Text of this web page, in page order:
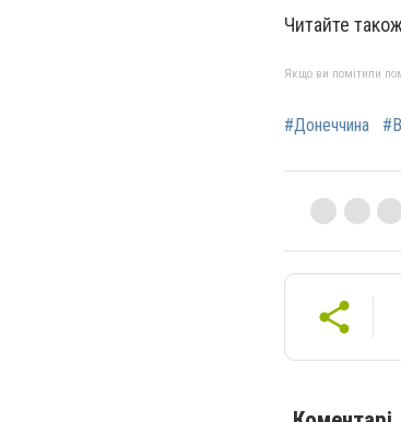
Читайте
Якщо ви помітили
#Донеччина